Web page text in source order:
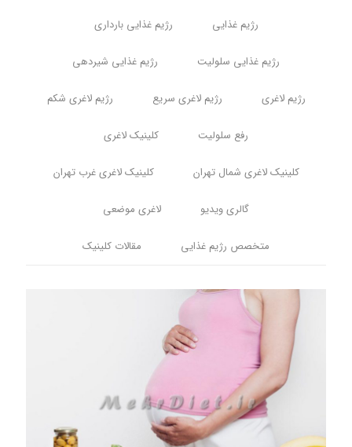
رژیم غذایی رژیم غذایی بارداری
رژیم غذایی سلولیت رژیم غذایی شیردهی
رژیم لاغری رژیم لاغری سریع رژیم لاغری شکم
رفع سلولیت کلینیک لاغری
کلینیک لاغری شمال تهران کلینیک لاغری غرب تهران
گالری ویدیو لاغری موضعی
متخصص رژیم غذایی مقالات کلینیک